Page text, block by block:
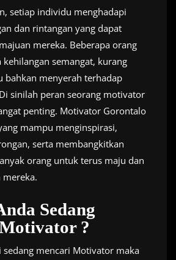
setiap individu menghadapi
dan rintangan yang dapat
mereka. Beberapa orang
semangat, kurang
bahkan menyerah terhadap
sinilah peran seorang motivator
penting. Motivator Gorontalo
mampu menginspirasi,
serta membangkitkan
orang untuk terus maju dan
Sedang
?
sedang mencari Motivator maka